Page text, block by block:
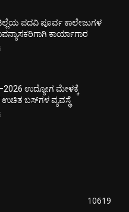
ಪದವಿ ಪೂರ್ವ ಕಾಲೇಜುಗಳ
ಕಾರ್ಯಾಗಾರ
ಉದ್ಯೋಗ ಮೇಳಕ್ಕೆ
ಉಚಿತ ಬಸ್‌ಗಳ ವ್ಯವಸ್ಥೆ
10619